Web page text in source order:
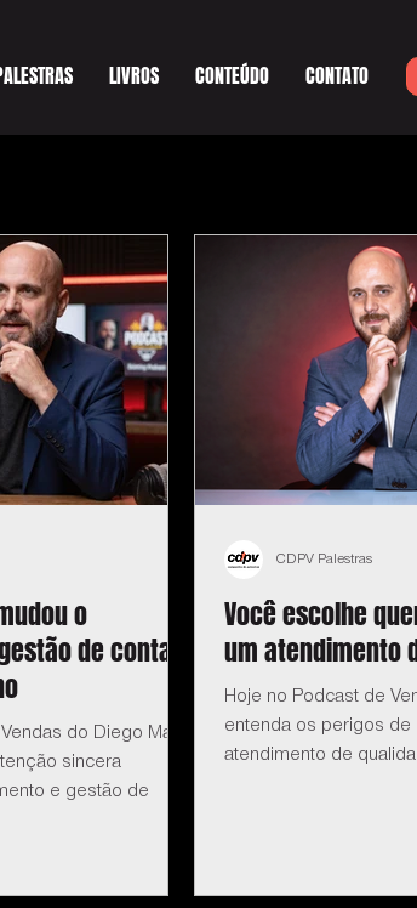
LIVROS CONTEÚDO CONTATO
o
de contas
do Diego Maia:
sincera
e gestão de
Você escolhe
um atendimento
Hoje no Podcast de
entenda os perigos de
atendimento de
CDPV Palestras